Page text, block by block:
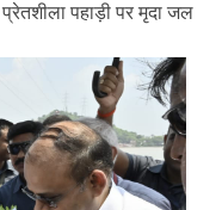
पहाड़ी पर मृदा जल